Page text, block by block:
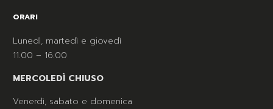
ORARI
Lunedì, martedì e giovedì
11.00 – 16.00
MERCOLEDÌ CHIUSO
Venerdì, sabato e domenica